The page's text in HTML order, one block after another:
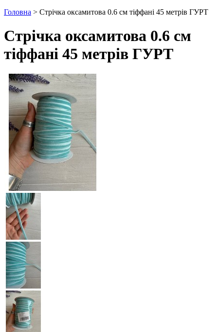
Головна > Стрічка оксамитова 0.6 см тіффані 45 метрів ГУРТ
Стрічка оксамитова 0.6 см
тіффані 45 метрів ГУРТ